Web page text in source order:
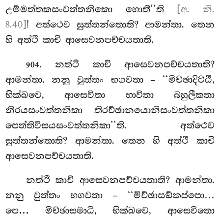
උම්මත්තකසංවත්තනිකො හොතී’’ති
[අ. නි.
8.40]! අත්ථෙව සුත්තන්තොති? ආමන්තා. තෙන
හි අත්ථි කාචි ආසෙවනපච්චයතාති.
904. නත්ථි කාචි ආසෙවනපච්චයතාති?
ආමන්තා. නනු වුත්තං භගවතා – ‘‘මිච්ඡාදිට්ඨි,
භික්ඛවෙ, ආසෙවිතා භාවිතා බහුලීකතා
නිරයසංවත්තනිකා තිරච්ඡානයොනිසංවත්තනිකා
පෙත්තිවිසයසංවත්තනිකා’’ති. අත්ථෙව
සුත්තන්තොති? ආමන්තා. තෙන හි අත්ථි කාචි
ආසෙවනපච්චයතාති.
නත්ථි කාචි ආසෙවනපච්චයතාති? ආමන්තා.
නනු වුත්තං භගවතා – ‘‘මිච්ඡාසඞ්කප්පො…
පෙ… මිච්ඡාසමාධි, භික්ඛවෙ, ආසෙවිතො